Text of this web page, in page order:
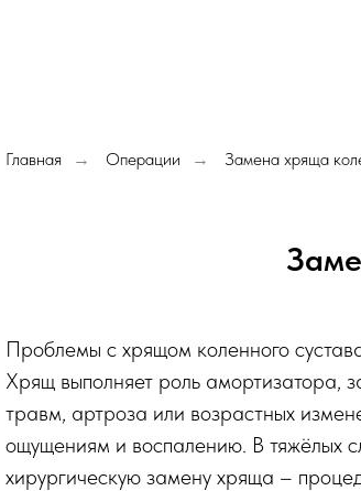
Главная → Операции → Замена хряща
Проблемы с хрящом коленного
Хрящ выполняет роль амортизатора,
травм, артроза или возрастных
ощущениям и воспалению. В тяжёлых
хирургическую замену хряща –